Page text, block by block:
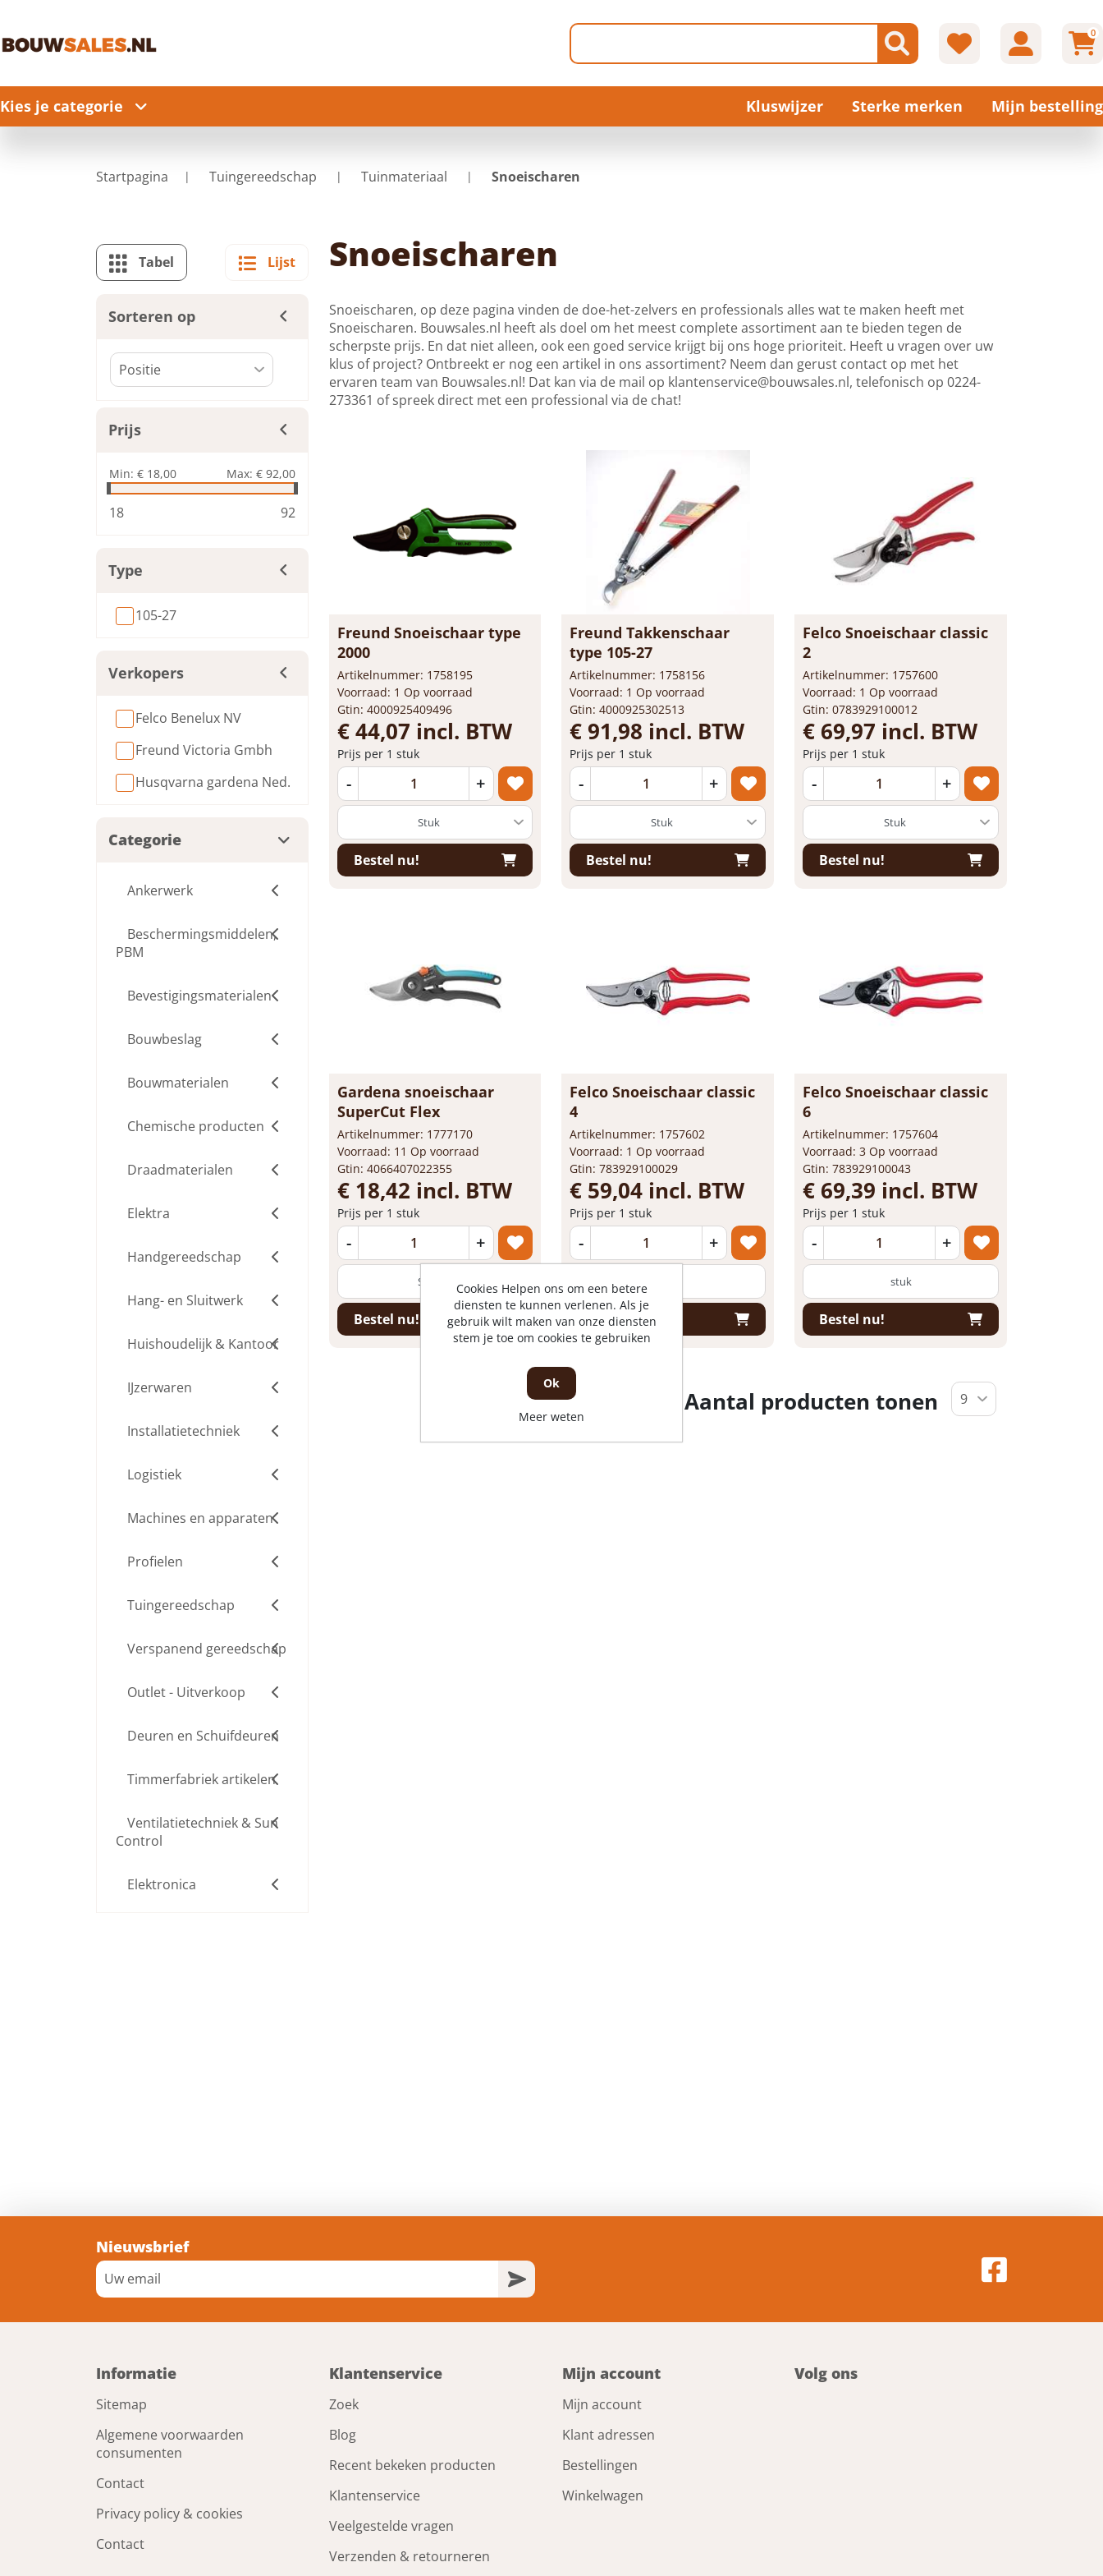
0
Kies je categorie Kluswijzer Sterke merken Mijn bestelling
Startpagina Tuingereedschap Tuinmateriaal Snoeischaren
Tabel Lijst
Sorteren op
Prijs
Min: € 18,00 Max: € 92,00
18 92
Type
105-27
Verkopers
Felco Benelux NV
Freund Victoria Gmbh
Husqvarna gardena Ned.
Categorie
Ankerwerk
Beschermingsmiddelen,
PBM
Bevestigingsmaterialen
Bouwbeslag
Bouwmaterialen
Chemische producten
Draadmaterialen
Elektra
Handgereedschap
Hang- en Sluitwerk
Huishoudelijk & Kantoor
IJzerwaren
Installatietechniek
Logistiek
Machines en apparaten
Profielen
Tuingereedschap
Verspanend gereedschap
Outlet - Uitverkoop
Deuren en Schuifdeuren
Timmerfabriek artikelen
Ventilatietechniek & Sun
Control
Elektronica
Snoeischaren
Snoeischaren, op deze pagina vinden de doe-het-zelvers en professionals alles wat te maken heeft met
Snoeischaren. Bouwsales.nl heeft als doel om het meest complete assortiment aan te bieden tegen de
scherpste prijs. En dat niet alleen, ook een goed service krijgt bij ons hoge prioriteit. Heeft u vragen over uw
klus of project? Ontbreekt er nog een artikel in ons assortiment? Neem dan gerust contact op met het
ervaren team van Bouwsales.nl! Dat kan via de mail op klantenservice@bouwsales.nl, telefonisch op 0224-
273361 of spreek direct met een professional via de chat!
Freund Snoeischaar type
2000
Artikelnummer: 1758195
Voorraad: 1 Op voorraad
Gtin: 4000925409496
€ 44,07 incl. BTW
Prijs per 1 stuk
- +
Bestel nu!
Freund Takkenschaar
type 105-27
Artikelnummer: 1758156
Voorraad: 1 Op voorraad
Gtin: 4000925302513
€ 91,98 incl. BTW
Prijs per 1 stuk
- +
Bestel nu!
Felco Snoeischaar classic
2
Artikelnummer: 1757600
Voorraad: 1 Op voorraad
Gtin: 0783929100012
€ 69,97 incl. BTW
Prijs per 1 stuk
- +
Bestel nu!
Gardena snoeischaar
SuperCut Flex
Artikelnummer: 1777170
Voorraad: 11 Op voorraad
Gtin: 4066407022355
€ 18,42 incl. BTW
Prijs per 1 stuk
- +
Bestel nu!
Felco Snoeischaar classic
4
Artikelnummer: 1757602
Voorraad: 1 Op voorraad
Gtin: 783929100029
€ 59,04 incl. BTW
Prijs per 1 stuk
- +
Bestel nu!
Felco Snoeischaar classic
6
Artikelnummer: 1757604
Voorraad: 3 Op voorraad
Gtin: 783929100043
€ 69,39 incl. BTW
Prijs per 1 stuk
- +
stuk
Bestel nu!
Aantal producten tonen
Nieuwsbrief
Informatie
Sitemap
Algemene voorwaarden
consumenten
Contact
Privacy policy & cookies
Contact
Klantenservice
Zoek
Blog
Recent bekeken producten
Klantenservice
Veelgestelde vragen
Verzenden & retourneren
Mijn account
Mijn account
Klant adressen
Bestellingen
Winkelwagen
Volg ons
Cookies Helpen ons om een betere
diensten te kunnen verlenen. Als je
gebruik wilt maken van onze diensten
stem je toe om cookies te gebruiken
Ok
Meer weten